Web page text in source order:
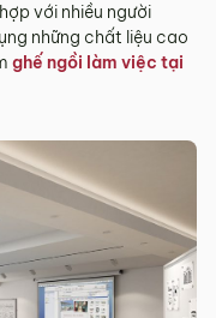
với nhiều người
những chất liệu cao
ghế ngồi làm việc tại
tại Hà Nội, Đà
giá trị ≥ ­2 triệu trên tất
hoặc các đơn hàng ở
nhân viên kinh doanh
và lắp đặt tại các
Hà Nội, Đà Nẵng và